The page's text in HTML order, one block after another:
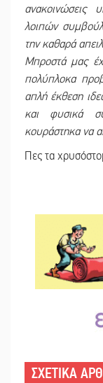
ανακοινώσεις
λοιπών
την καθαρά
Μπροστά μας
πολύπλοκα
απλή έκθεση
και φυσικά
κουράστηκα να
Πες τα
ΣΧΕΤΙΚΑ